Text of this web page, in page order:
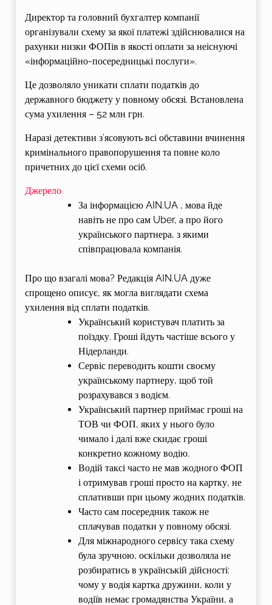
Директор та головний бухгалтер компанії
організували схему за якої платежі здійснювалися на
рахунки низки ФОПів в якості оплати за неіснуючі
«інформаційно-посередницькі послуги».
Це дозволяло уникати сплати податків до
державного бюджету у повному обсязі. Встановлена
сума ухилення – 52 млн грн.
Наразі детективи з’ясовують всі обставини вчинення
кримінального правопорушення та повне коло
причетних до цієї схеми осіб.
Джерело
За інформацієюAIN.UA , мова йде
навіть не про сам Uber, а про його
українського партнера, з якими
співпрацювала компанія.
Про що взагалі мова? Редакція AIN.UA дуже
спрощено описує, як могла виглядати схема
ухилення від сплати податків.
Український користувач платить за
поїздку. Гроші йдуть частіше всього у
Нідерланди.
Сервіс переводить кошти своєму
українському партнеру, щоб той
розрахувався з водієм.
Український партнер приймає гроші на
ТОВ чи ФОП, яких у нього було
чимало і далі вже скидає гроші
конкретно кожному водію.
Водій таксі часто не мав жодного ФОП
і отримував гроші просто на картку, не
сплативши при цьому жодних податків.
Часто сам посередник також не
сплачував податки у повному обсязі.
Для міжнародного сервісу така схему
була зручною, оскільки дозволяла не
розбиратись в українській дійсності:
чому у водія картка дружини, коли у
водіїв немає громадянства України, а